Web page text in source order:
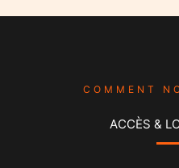
COMMENT
ACCÈS &